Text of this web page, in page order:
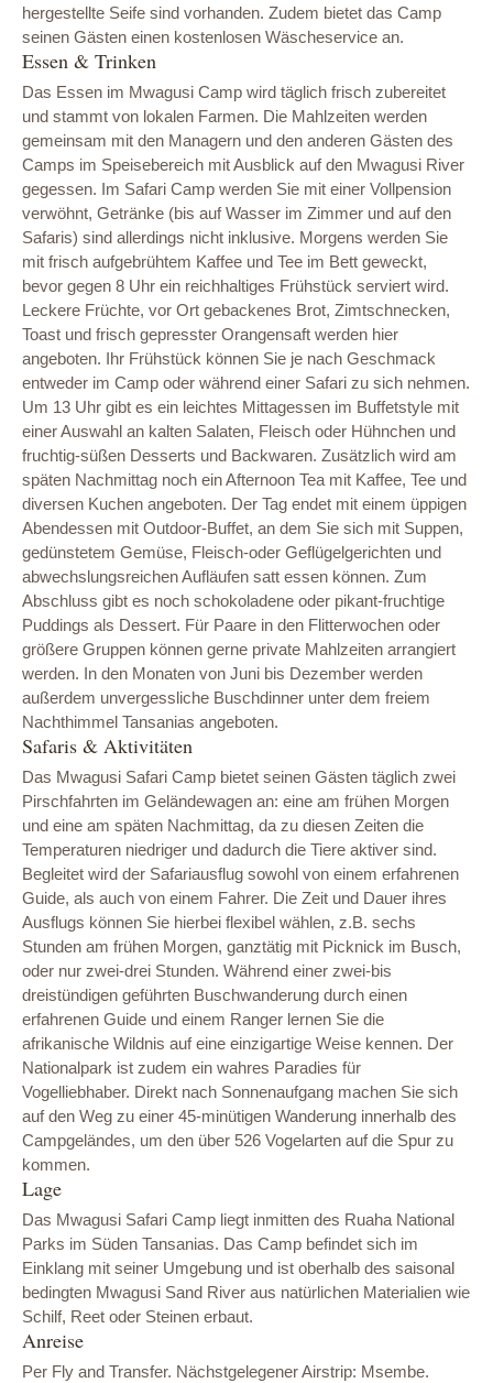
hergestellte Seife sind vorhanden. Zudem bietet das Camp
seinen Gästen einen kostenlosen Wäscheservice an.
Essen & Trinken
Das Essen im Mwagusi Camp wird täglich frisch zubereitet
und stammt von lokalen Farmen. Die Mahlzeiten werden
gemeinsam mit den Managern und den anderen Gästen des
Camps im Speisebereich mit Ausblick auf den Mwagusi River
gegessen. Im Safari Camp werden Sie mit einer Vollpension
verwöhnt, Getränke (bis auf Wasser im Zimmer und auf den
Safaris) sind allerdings nicht inklusive. Morgens werden Sie
mit frisch aufgebrühtem Kaffee und Tee im Bett geweckt,
bevor gegen 8 Uhr ein reichhaltiges Frühstück serviert wird.
Leckere Früchte, vor Ort gebackenes Brot, Zimtschnecken,
Toast und frisch gepresster Orangensaft werden hier
angeboten. Ihr Frühstück können Sie je nach Geschmack
entweder im Camp oder während einer Safari zu sich nehmen.
Um 13 Uhr gibt es ein leichtes Mittagessen im Buffetstyle mit
einer Auswahl an kalten Salaten, Fleisch oder Hühnchen und
fruchtig-süßen Desserts und Backwaren. Zusätzlich wird am
späten Nachmittag noch ein Afternoon Tea mit Kaffee, Tee und
diversen Kuchen angeboten. Der Tag endet mit einem üppigen
Abendessen mit Outdoor-Buffet, an dem Sie sich mit Suppen,
gedünstetem Gemüse, Fleisch-oder Geflügelgerichten und
abwechslungsreichen Aufläufen satt essen können. Zum
Abschluss gibt es noch schokoladene oder pikant-fruchtige
Puddings als Dessert. Für Paare in den Flitterwochen oder
größere Gruppen können gerne private Mahlzeiten arrangiert
werden. In den Monaten von Juni bis Dezember werden
außerdem unvergessliche Buschdinner unter dem freiem
Nachthimmel Tansanias angeboten.
Safaris & Aktivitäten
Das Mwagusi Safari Camp bietet seinen Gästen täglich zwei
Pirschfahrten im Geländewagen an: eine am frühen Morgen
und eine am späten Nachmittag, da zu diesen Zeiten die
Temperaturen niedriger und dadurch die Tiere aktiver sind.
Begleitet wird der Safariausflug sowohl von einem erfahrenen
Guide, als auch von einem Fahrer. Die Zeit und Dauer ihres
Ausflugs können Sie hierbei flexibel wählen, z.B. sechs
Stunden am frühen Morgen, ganztätig mit Picknick im Busch,
oder nur zwei-drei Stunden. Während einer zwei-bis
dreistündigen geführten Buschwanderung durch einen
erfahrenen Guide und einem Ranger lernen Sie die
afrikanische Wildnis auf eine einzigartige Weise kennen. Der
Nationalpark ist zudem ein wahres Paradies für
Vogelliebhaber. Direkt nach Sonnenaufgang machen Sie sich
auf den Weg zu einer 45-minütigen Wanderung innerhalb des
Campgeländes, um den über 526 Vogelarten auf die Spur zu
kommen.
Lage
Das Mwagusi Safari Camp liegt inmitten des Ruaha National
Parks im Süden Tansanias. Das Camp befindet sich im
Einklang mit seiner Umgebung und ist oberhalb des saisonal
bedingten Mwagusi Sand River aus natürlichen Materialien wie
Schilf, Reet oder Steinen erbaut.
Anreise
Per Fly and Transfer. Nächstgelegener Airstrip: Msembe.